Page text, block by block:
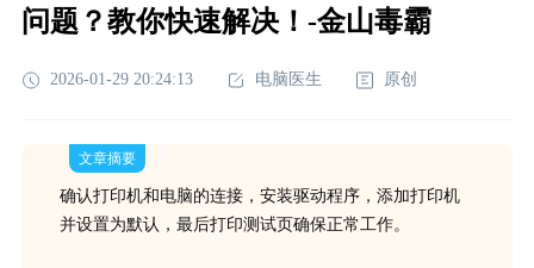
问题？教你快速解决！-金山毒霸
2026-01-29 20:24:13 电脑医生 原创
文章摘要
确认打印机和电脑的连接，安装驱动程序，添加打印机
并设置为默认，最后打印测试页确保正常工作。